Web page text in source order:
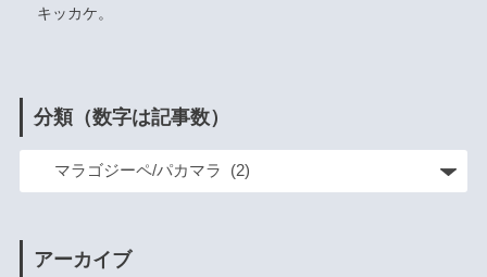
キッカケ。
分類（数字は記事数）
アーカイブ